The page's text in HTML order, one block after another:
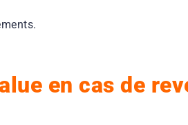
en cas de